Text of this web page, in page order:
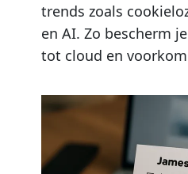
trends zoals
en AI. Zo bescherm
tot cloud en